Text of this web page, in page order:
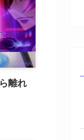
離れ